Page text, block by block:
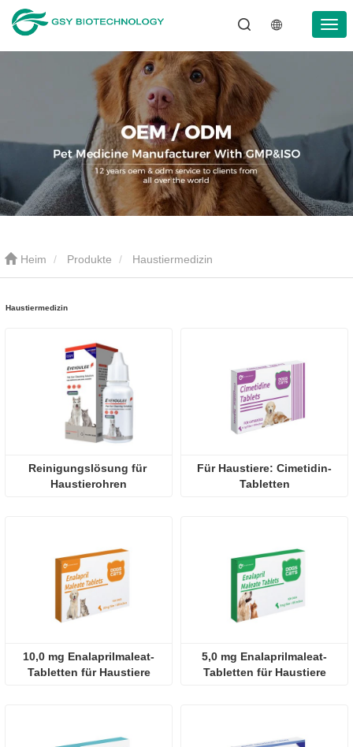
Heim Produkte Haustiermedizin
Haustiermedizin
Reinigungslösung für
Haustierohren
Für Haustiere: Cimetidin-
Tabletten
10,0 mg Enalaprilmaleat-
Tabletten für Haustiere
5,0 mg Enalaprilmaleat-
Tabletten für Haustiere